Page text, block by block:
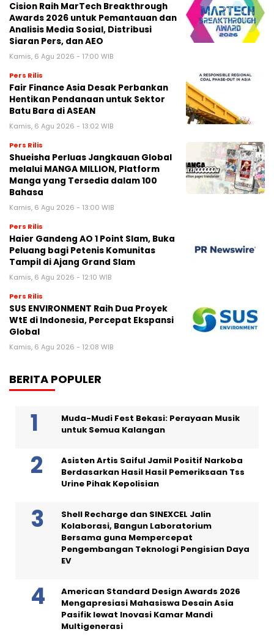
Cision Raih MarTech Breakthrough
Awards 2026 untuk Pemantauan dan
Analisis Media Sosial, Distribusi
Siaran Pers, dan AEO
Kamis, 6 Agu 2026 - 17:00 WIB
Pers Rilis
Fair Finance Asia Desak Perbankan
Hentikan Pendanaan untuk Sektor
Batu Bara di ASEAN
Kamis, 6 Agu 2026 - 13:02 WIB
Pers Rilis
Shueisha Perluas Jangkauan Global
melalui MANGA MILLION, Platform
Manga yang Tersedia dalam 100
Bahasa
Kamis, 6 Agu 2026 - 13:00 WIB
Pers Rilis
Haier Gandeng AO 1 Point Slam, Buka
Peluang bagi Petenis Komunitas
Tampil di Ajang Grand Slam
Kamis, 6 Agu 2026 - 12:10 WIB
Pers Rilis
SUS ENVIRONMENT Raih Dua Proyek
WtE di Indonesia, Percepat Ekspansi
Global
Kamis, 6 Agu 2026 - 12:08 WIB
BERITA POPULER
Muda-Mudi Fest Bekasi: Perayaan Musik
untuk Semua Kalangan
Asisten Artis Saiful Jamil Positif Narkoba
Berdasarkan Hasil Hasil Pemeriksaan Tss
Urine Pihak Kepolisian
Shell Recharge dan SINEXCEL Jalin
Kolaborasi, Bangun Laboratorium
Bersama guna Mempercepat
Pengembangan Teknologi Pengisian Daya
EV
American Standard Design Awards 2026
Mengapresiasi Mahasiswa Desain Asia
Pasifik lewat Inovasi Kamar Mandi
Multigenerasi